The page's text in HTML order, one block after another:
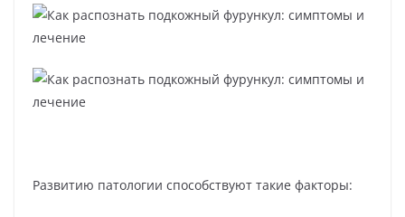
Развитию патологии способствуют такие факторы: